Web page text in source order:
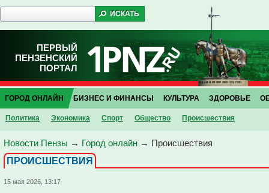
ПЕРВЫЙ
ПЕНЗЕНСКИЙ
ПОРТАЛ
ГОРОД ОНЛАЙН
Политика Экономика Спорт Общество Проиcшествия
БИЗНЕС И ФИНАНСЫ КУЛЬТУРА ЗДОРОВЬЕ
Новости Пензы → Город онлайн → Проиcшествия
ПРОИCШЕСТВИЯ
15 мая 2026, 13:17